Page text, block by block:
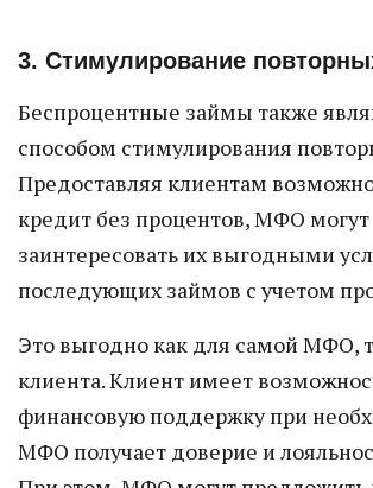
3. Стимулирование
Беспроцентные займы также
способом стимулирования
Предоставляя клиентам
кредит без процентов, МФО могут
заинтересовать их выгодными
последующих займов с учетом
Это выгодно как для самой МФО,
клиента. Клиент имеет
финансовую поддержку при
МФО получает доверие и